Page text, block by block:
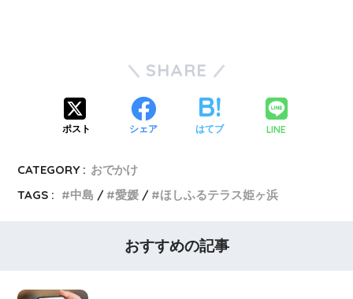
SHARE
ポスト シェア はてブ LINE
CATEGORY : おでかけ
TAGS :
中島 愛媛 ほしふるテラス姫ヶ浜
おすすめの記事